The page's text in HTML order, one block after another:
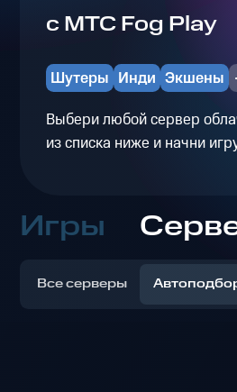
с МТС Fog Play
Шутеры Инди Экшены
Выбери любой сервер
из списка ниже и начни
Игры
Все серверы